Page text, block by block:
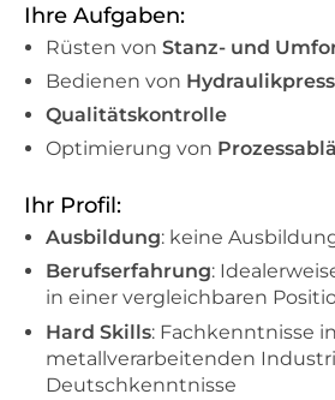
Ihre Aufgaben:
Rüsten von Stanz- und
Bedienen von
Qualitätskontrolle
Optimierung von
Ihr Profil:
Ausbildung: keine
Berufserfahrung:
in einer vergleichbaren
Hard Skills: Fachkenntnisse
metallverarbeitenden
Deutschkenntnisse